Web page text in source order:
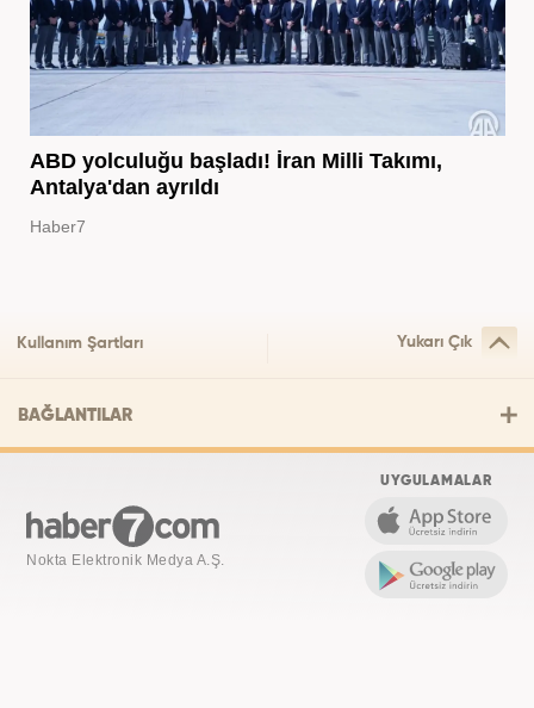
ABD yolculuğu başladı! İran Milli Takımı,
Antalya'dan ayrıldı
Haber7
Kullanım Şartları Yukarı Çık
BAĞLANTILAR
Nokta Elektronik Medya A.Ş.
UYGULAMALAR